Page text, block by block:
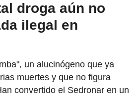
droga aún no
ilegal en
un alucinógeno que ya
muertes y que no figura
convertido el Sedronar en un